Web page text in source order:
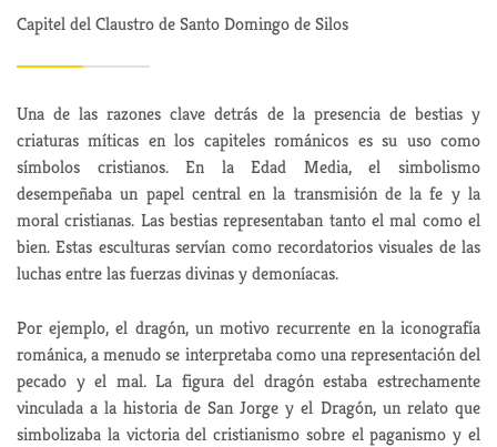
Capitel del Claustro de Santo Domingo de Silos
Una de las razones clave detrás de la presencia de bestias y
criaturas míticas en los capiteles románicos es su uso como
símbolos cristianos. En la Edad Media, el simbolismo
desempeñaba un papel central en la transmisión de la fe y la
moral cristianas. Las bestias representaban tanto el mal como el
bien. Estas esculturas servían como recordatorios visuales de las
luchas entre las fuerzas divinas y demoníacas.
Por ejemplo, el dragón, un motivo recurrente en la iconografía
románica, a menudo se interpretaba como una representación del
pecado y el mal. La figura del dragón estaba estrechamente
vinculada a la historia de San Jorge y el Dragón, un relato que
simbolizaba la victoria del cristianismo sobre el paganismo y el